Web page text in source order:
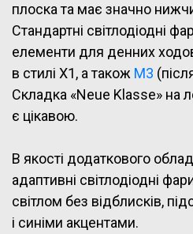
плоска та має значно
Стандартні світлодіодні
елементи для денних
в стилі X1, а також M3
Складка «Neue Klasse» на
є цікавою.
В якості додаткового
адаптивні світлодіодні
світлом без відблисків,
і синіми акцентами.